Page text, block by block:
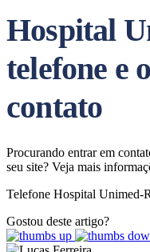
Hospital
telefone e
contato
Procurando entrar em
seu site? Veja mais
Telefone Hospital Unimed-
Gostou deste artigo?